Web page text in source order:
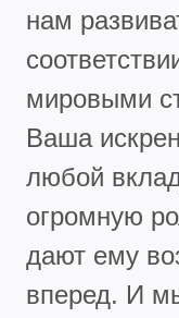
нам
мировыми
Ваша
любой
огромную
дают ему
вперед. И